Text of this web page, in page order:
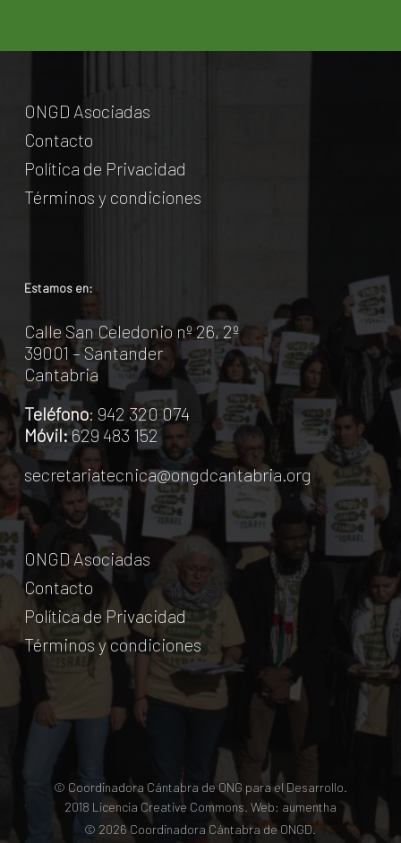
ONGD Asociadas
Contacto
Política de Privacidad
Términos y condiciones
Estamos en:
Calle San Celedonio nº 26, 2º
39001 – Santander
Cantabria
Teléfono: 942 320 074
Móvil:629 483 152
secretariatecnica@ongdcantabria.org
ONGD Asociadas
Contacto
Política de Privacidad
Términos y condiciones
© Coordinadora Cántabra de ONG para el Desarrollo.
2018 Licencia Creative Commons . Web: aumentha
© 2026 Coordinadora Cántabra de ONGD.